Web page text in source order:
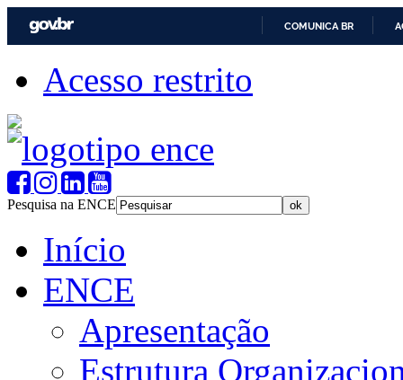
COMUNICA BR
Acesso restrito
Pesquisa na ENCE
Início
ENCE
Apresentação
Estrutura